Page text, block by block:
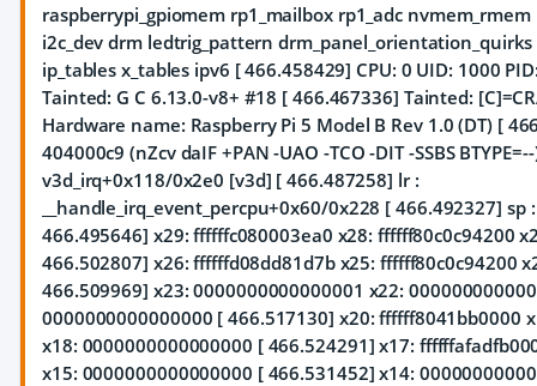
raspberrypi_gpiomem rp1_mailbox rp1_adc
i2c_dev drm ledtrig_pattern
ip_tables x_tables ipv6 [ 466.458429] CPU: 0 UID: 1000
Tainted: G C 6.13.0-v8+ #18 [ 466.467336] Tainted:
Hardware name: Raspberry Pi 5 Model B Rev 1.0 (DT) [
404000c9 (nZcv daIF +PAN -UAO -TCO -DIT -SSBS
v3d_irq+0x118/0x2e0 [v3d] [ 466.487258] lr :
__handle_irq_event_percpu+0x60/0x228 [ 466.492327]
466.495646] x29: ffffffc080003ea0 x28: ffffff80c0c94200
466.502807] x26: ffffffd08dd81d7b x25: ffffff80c0c94200
466.509969] x23: 0000000000000001 x22:
0000000000000000 [ 466.517130] x20: ffffff8041bb0000
x18: 0000000000000000 [ 466.524291] x17:
x15: 0000000000000000 [ 466.531452] x14: